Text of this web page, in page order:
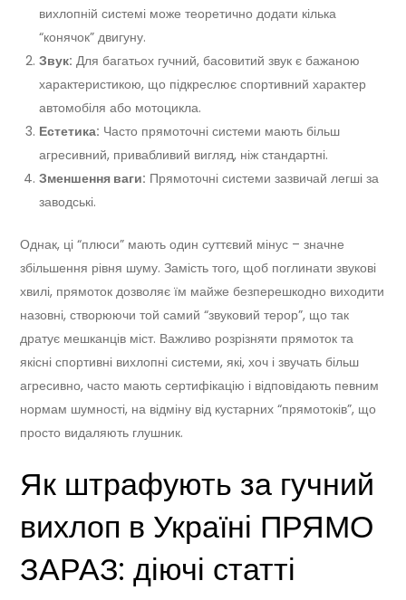
вихлопній системі може теоретично додати кілька
“конячок” двигуну.
Звук: Для багатьох гучний, басовитий звук є бажаною
характеристикою, що підкреслює спортивний характер
автомобіля або мотоцикла.
Естетика: Часто прямоточні системи мають більш
агресивний, привабливий вигляд, ніж стандартні.
Зменшення ваги: Прямоточні системи зазвичай легші за
заводські.
Однак, ці “плюси” мають один суттєвий мінус – значне
збільшення рівня шуму. Замість того, щоб поглинати звукові
хвилі, прямоток дозволяє їм майже безперешкодно виходити
назовні, створюючи той самий “звуковий терор”, що так
дратує мешканців міст. Важливо розрізняти прямоток та
якісні спортивні вихлопні системи, які, хоч і звучать більш
агресивно, часто мають сертифікацію і відповідають певним
нормам шумності, на відміну від кустарних “прямотоків”, що
просто видаляють глушник.
Як штрафують за гучний
вихлоп в Україні ПРЯМО
ЗАРАЗ: діючі статті